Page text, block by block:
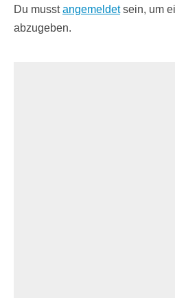
Du musstangemeldetsein, um
abzugeben.